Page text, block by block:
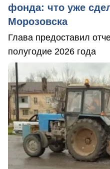
фонда: что уже
Морозовска
Глава предоставил
полугодие 2026 года